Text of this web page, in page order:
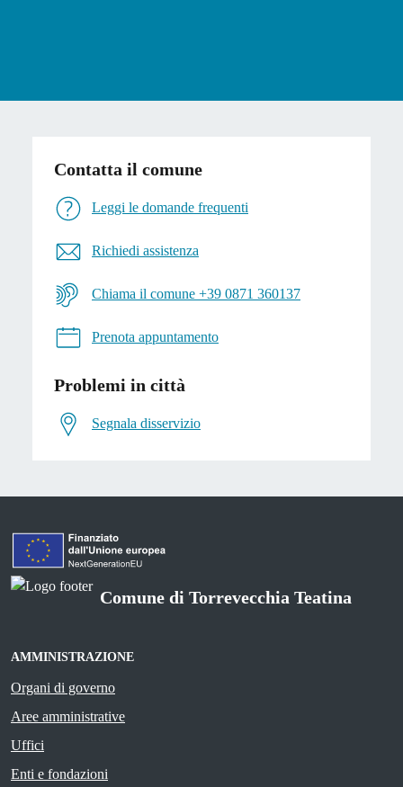
Contatta il comune
Leggi le domande frequenti
Richiedi assistenza
Chiama il comune +39 0871 360137
Prenota appuntamento
Problemi in città
Segnala disservizio
Comune di Torrevecchia Teatina
AMMINISTRAZIONE
Organi di governo
Aree amministrative
Uffici
Enti e fondazioni